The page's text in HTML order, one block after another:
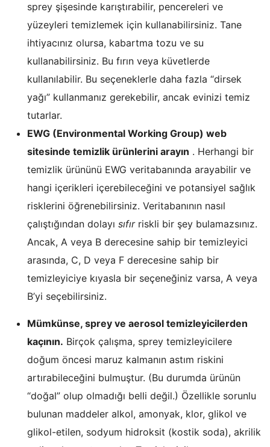
sprey şişesinde karıştırabilir, pencereleri ve
yüzeyleri temizlemek için kullanabilirsiniz. Tane
ihtiyacınız olursa, kabartma tozu ve su
kullanabilirsiniz. Bu fırın veya küvetlerde
kullanılabilir. Bu seçeneklerle daha fazla “dirsek
yağı” kullanmanız gerekebilir, ancak evinizi temiz
tutarlar.
EWG (Environmental Working Group) web
sitesinde temizlik ürünlerini arayın . Herhangi bir
temizlik ürününü EWG veritabanında arayabilir ve
hangi içerikleri içerebileceğini ve potansiyel sağlık
risklerini öğrenebilirsiniz. Veritabanının nasıl
çalıştığından dolayı sıfırriskli bir şey bulamazsınız.
Ancak, A veya B derecesine sahip bir temizleyici
arasında, C, D veya F derecesine sahip bir
temizleyiciye kıyasla bir seçeneğiniz varsa, A veya
B’yi seçebilirsiniz.
Mümkünse, sprey ve aerosol temizleyicilerden
kaçının. Birçok çalışma, sprey temizleyicilere
doğum öncesi maruz kalmanın astım riskini
artırabileceğini bulmuştur. (Bu durumda ürünün
“doğal” olup olmadığı belli değil.) Özellikle sorunlu
bulunan maddeler alkol, amonyak, klor, glikol ve
glikol-etilen, sodyum hidroksit (kostik soda), akrilik